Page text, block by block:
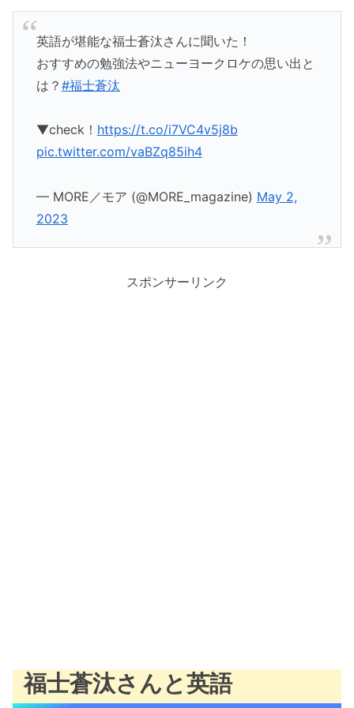
英語が堪能な福士蒼汰さんに聞いた！
おすすめの勉強法やニューヨークロケの思い出と
は？ #福士蒼汰
▼check！ https://t.co/i7VC4v5j8b
pic.twitter.com/vaBZq85ih4
— MORE／モア (@MORE_magazine) May 2,
2023
スポンサーリンク
福士蒼汰さんと英語